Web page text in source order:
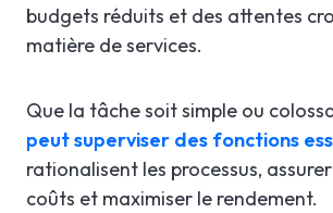
budgets réduits et des attentes
matière de services.
Que la tâche soit simple ou
peut superviser des fonctions
rationalisent les processus,
coûts et maximiser le rendement.